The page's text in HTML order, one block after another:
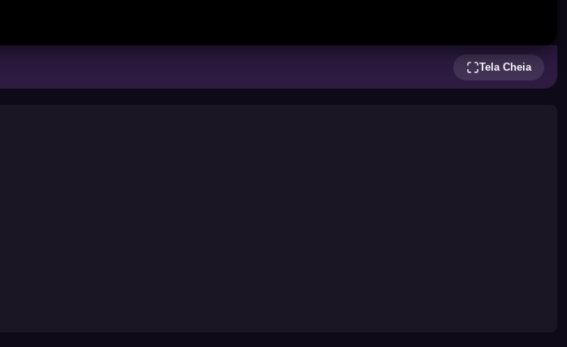
Tela Cheia